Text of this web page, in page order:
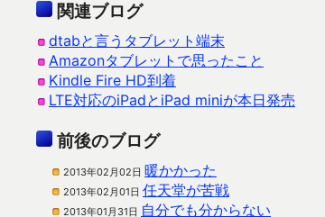
関連ブログ
dtabと言うタブレット端末
Amazonタブレットで思ったこと
Kindle Fire HD到着
LTE対応のiPadとiPad miniが本日発売
前後のブログ
2013年02月02日 暖かかった
2013年02月01日 任天堂が苦戦
2013年01月31日 自分でも分からない